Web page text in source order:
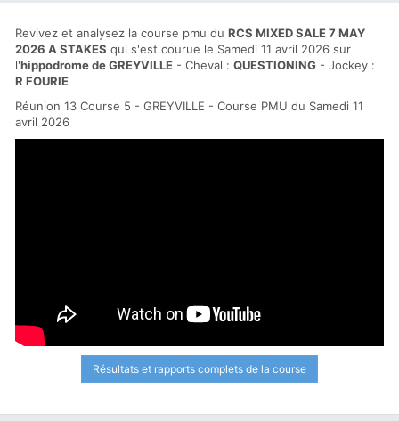
Revivez et analysez la course pmu du RCS MIXED SALE 7 MAY
2026 A STAKES qui s'est courue le Samedi 11 avril 2026 sur
l'hippodrome de GREYVILLE - Cheval : QUESTIONING - Jockey :
R FOURIE
Réunion 13 Course 5 - GREYVILLE - Course PMU du Samedi 11
avril 2026
Résultats et rapports complets de la course